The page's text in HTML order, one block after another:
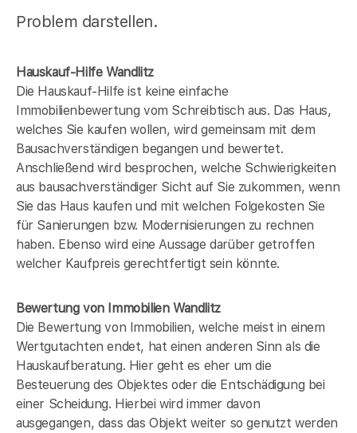
Problem darstellen.
Hauskauf-Hilfe Wandlitz
Die Hauskauf-Hilfe ist keine einfache
Immobilienbewertung vom Schreibtisch aus. Das Haus,
welches Sie kaufen wollen, wird gemeinsam mit dem
Bausachverständigen begangen und bewertet.
Anschließend wird besprochen, welche Schwierigkeiten
aus bausachverständiger Sicht auf Sie zukommen, wenn
Sie das Haus kaufen und mit welchen Folgekosten Sie
für Sanierungen bzw. Modernisierungen zu rechnen
haben. Ebenso wird eine Aussage darüber getroffen
welcher Kaufpreis gerechtfertigt sein könnte.
Bewertung von Immobilien Wandlitz
Die Bewertung von Immobilien, welche meist in einem
Wertgutachten endet, hat einen anderen Sinn als die
Hauskaufberatung. Hier geht es eher um die
Besteuerung des Objektes oder die Entschädigung bei
einer Scheidung. Hierbei wird immer davon
ausgegangen, dass das Objekt weiter so genutzt werden